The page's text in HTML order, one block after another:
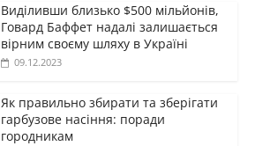
Виділивши близько $500 мільйонів,
Говард Баффет надалі залишається
вірним своєму шляху в Україні
09.12.2023
Як правильно збирати та зберігати
гарбузове насіння: поради
городникам